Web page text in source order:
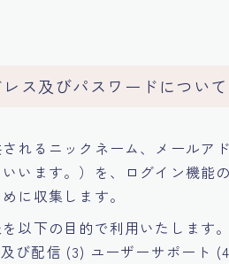
ス及びパスワードについて
れるニックネーム、メールア
います。）を、ログイン機能
に収集します。
以下の目的で利用いたします
び配信 (3) ユーザーサポート